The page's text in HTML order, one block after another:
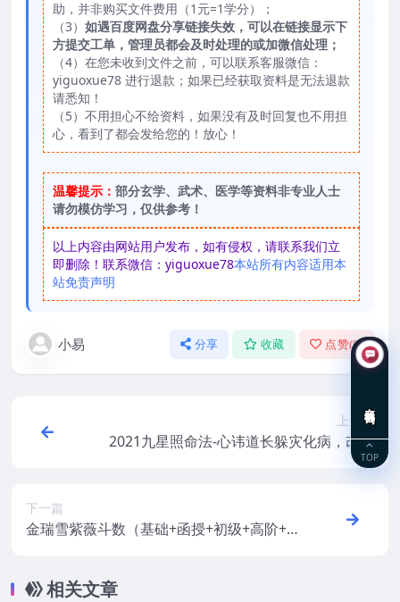
助，并非购买文件费用（1元=1学分）；
（3） 如遇百度网盘分享链接失效，可以在链接显示下
方提交工单，管理员都会及时处理的或加微信处理；
（4）在您未收到文件之前，可以联系客服微信：
yiguoxue78 进行退款；如果已经获取资料是无法退款
请悉知！
（5）不用担心不给资料，如果没有及时回复也不用担
心，看到了都会发给您的！放心！
温馨提示： 部分玄学、武术、医学等资料非专业人士
请勿模仿学习，仅供参考！
以上内容由网站用户发布，如有侵权，请联系我们立
即删除！联系微信：yiguoxue78本站所有内容适用本
站免责声明
小易 分享 收藏 点赞(0)
上一篇
2021九星照命法-心讳道长躲灾化病，改运
视频课程
下一篇
金瑞雪紫薇斗数（基础+函授+初级+高阶+案
相关文章
TOP